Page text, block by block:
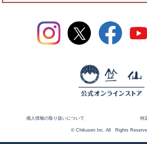
個人情報の取り扱いについて 特
© Chikusen Inc. All Rights